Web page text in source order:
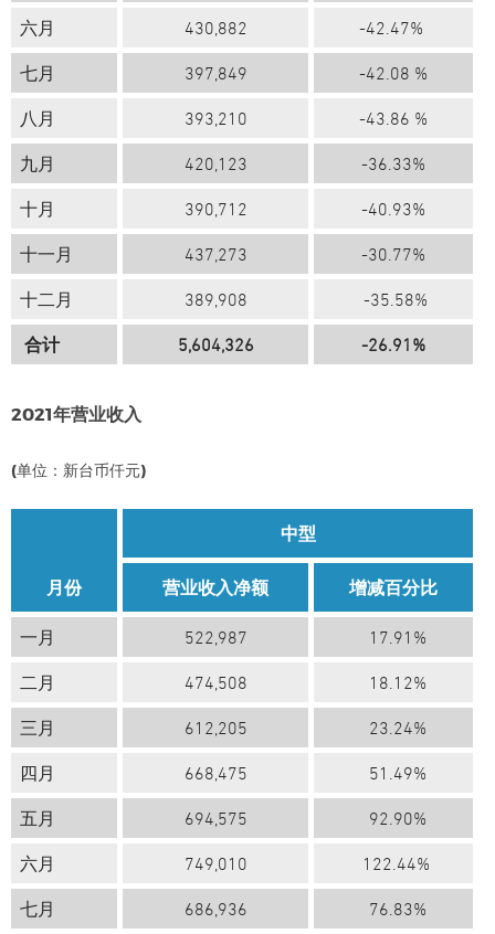
六月 430,882 -42.47%
七月 397,849 -42.08 %
八月 393,210 -43.86 %
九月 420,123 -36.33%
十月 390,712 -40.93%
十一月 437,273 -30.77%
十二月 389,908 -35.58%
合计 5,604,326 -26.91%
2021年营业收入
(单位：新台币仟元)
月份
中型
营业收入净额 增减百分比
一月 522,987 17.91%
二月 474,508 18.12%
三月 612,205 23.24%
四月 668,475 51.49%
五月 694,575 92.90%
六月 749,010 122.44%
七月 686,936 76.83%